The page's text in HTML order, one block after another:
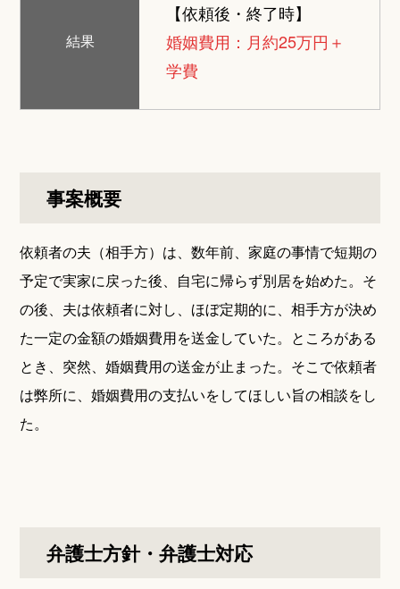
結果
【依頼後・終了時】
婚姻費用：月約25万円＋
学費
事案概要
依頼者の夫（相手方）は、数年前、家庭の事情で短期の
予定で実家に戻った後、自宅に帰らず別居を始めた。そ
の後、夫は依頼者に対し、ほぼ定期的に、相手方が決め
た一定の金額の婚姻費用を送金していた。ところがある
とき、突然、婚姻費用の送金が止まった。そこで依頼者
は弊所に、婚姻費用の支払いをしてほしい旨の相談をし
た。
弁護士方針・弁護士対応